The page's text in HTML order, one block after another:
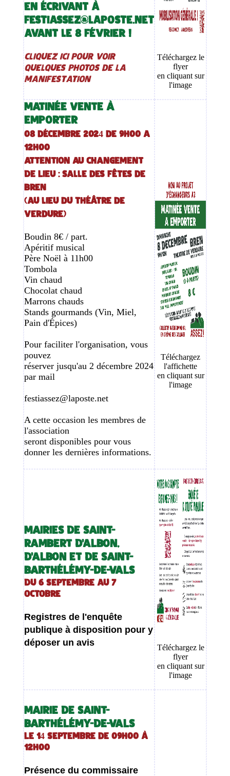
en écrivant à
festiassez@laposte.net
avant le 8 février !
Cliquez ici pour voir
quelques photos de la
manifestation
Téléchargez le
flyer
en cliquant sur
l'image
MATINÉE VENTE À
EMPORTER
08 décembre 2024 de 9h00 a
12h00
ATTENTION AU CHANGEMENT
DE LIEU : Salle des fêtes de
Bren
(au lieu du théâtre de
verdure)
Boudin 8€ / part.
Apéritif musical
Père Noël à 11h00
Tombola
Vin chaud
Chocolat chaud
Marrons chauds
Stands gourmands (Vin, Miel,
Pain d'Épices)
Pour faciliter l'organisation, vous
pouvez
réserver jusqu'au 2 décembre 2024
par mail
festiassez@laposte.net
A cette occasion les membres de
l'association
seront disponibles pour vous
donner les dernières informations.
Téléchargez
l'affichette
en cliquant sur
l'image
MAIRIES DE SAINT-
RAMBERT D'ALBON,
D'ALBON ET DE SAINT-
BARTHÉLÉMY-DE-VALS
Du 6 septembre au 7
octobre
Registres de l'enquête
publique à disposition pour y
déposer un avis
Téléchargez le
flyer
en cliquant sur
l'image
MAIRIE DE SAINT-
BARTHÉLÉMY-DE-VALS
Le 14 septembre de 09h00 à
12h00
Présence du commissaire